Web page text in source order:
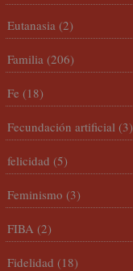
Eutanasia (2)
Familia (206)
Fe (18)
Fecundación artificial (3)
felicidad (5)
Feminismo (3)
FIBA (2)
Fidelidad (18)